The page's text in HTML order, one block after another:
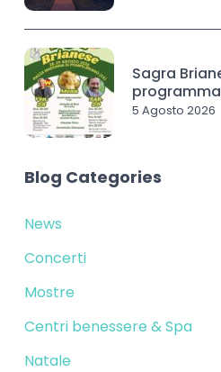
Sagra
programma
5 Agosto 2026
Blog Categories
News
Concerti
Mostre
Centri benessere & Spa
Natale